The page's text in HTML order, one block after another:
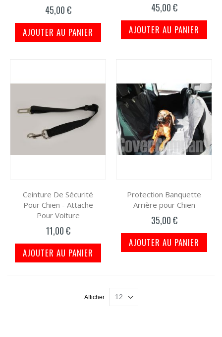
45,00 €
AJOUTER AU PANIER
45,00 €
AJOUTER AU PANIER
Ceinture De Sécurité
Pour Chien - Attache
Pour Voiture
11,00 €
AJOUTER AU PANIER
Protection Banquette
Arrière pour Chien
35,00 €
AJOUTER AU PANIER
Afficher